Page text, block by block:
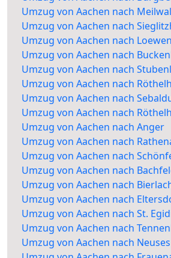
Umzug von Aachen nach
Umzug von Aachen nach
Umzug von Aachen nach
Umzug von Aachen nach
Umzug von Aachen nach
Umzug von Aachen nach
Umzug von Aachen nach
Umzug von Aachen nach
Umzug von Aachen nach Anger
Umzug von Aachen nach
Umzug von Aachen nach
Umzug von Aachen nach
Umzug von Aachen nach
Umzug von Aachen nach
Umzug von Aachen nach St.
Umzug von Aachen nach
Umzug von Aachen nach Neuses